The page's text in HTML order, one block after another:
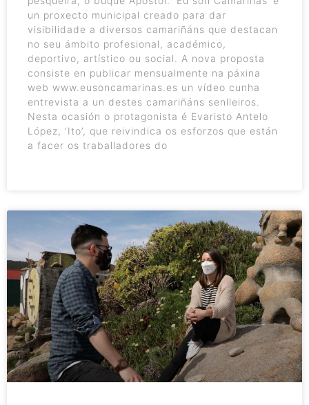
un proxecto municipal creado para dar
visibilidade a diversos camariñáns que destacan
no seu ámbito profesional, académico,
deportivo, artístico ou social. A nova proposta
consiste en publicar mensualmente na páxina
web www.eusoncamarinas.es un vídeo cunha
entrevista a un destes camariñáns senlleiros.
Nesta ocasión o protagonista é Evaristo Antelo
López, ‘Ito’, que reivindica os esforzos que están
a facer os traballadores do